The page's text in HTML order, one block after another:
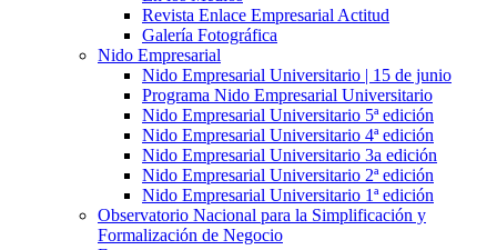
Revista Enlace Empresarial Actitud
Galería Fotográfica
Nido Empresarial
Nido Empresarial Universitario | 15 de junio
Programa Nido Empresarial Universitario
Nido Empresarial Universitario 5ª edición
Nido Empresarial Universitario 4ª edición
Nido Empresarial Universitario 3a edición
Nido Empresarial Universitario 2ª edición
Nido Empresarial Universitario 1ª edición
Observatorio Nacional para la Simplificación y
Formalización de Negocio